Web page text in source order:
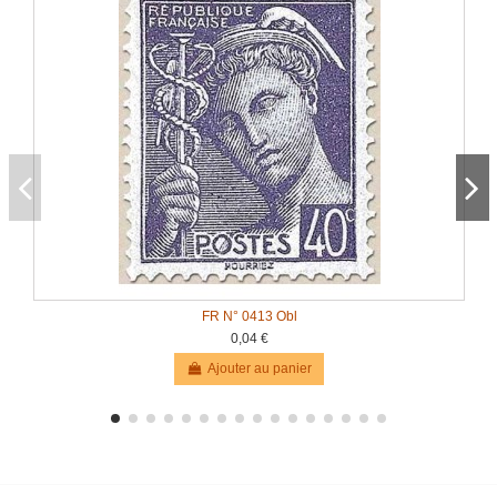
FR N° 0413 Obl
0,04 €
Ajouter au panier